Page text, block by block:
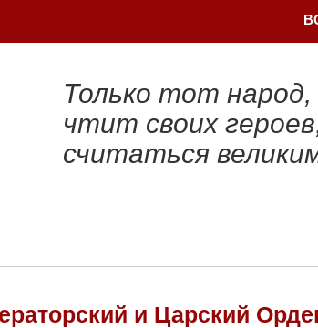
Только тот
чтит своих
считаться
и Царский